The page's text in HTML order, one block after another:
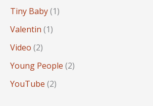
Tiny Baby(1)
Valentin (1)
Video (2)
Young People (2)
YouTube (2)